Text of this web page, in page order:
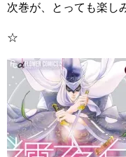
次巻が、とっても楽し
☆